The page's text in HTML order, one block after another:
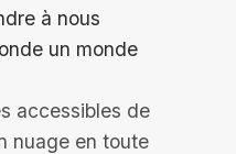
à nous
un monde
accessibles de
nuage en toute